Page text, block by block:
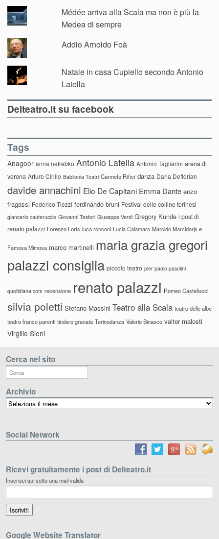
Médée arriva alla Scala ma non è più la
Medea di sempre
Addio Arnoldo Foà
Natale in casa Cupiello secondo Antonio
Latella
Delteatro.it su facebook
Tags
Anagoor anna netrebko Antonio Latella Antonio Tagliarini arena di
verona Arturo Cirillo Babilonia Teatri Carmelo Rifici danza Daria Deflorian
davide annachini Elio De Capitani Emma Dante enzo
fragassi Federico Tiezzi ferdinando bruni Festival delle colline torinesi
giancarlo cauteruccio Giovanni Testori Giuseppe Verdi Gregory Kunde i post di
renato palazzi Lorenzo Loris luca ronconi Lucia Calamaro Marcido Marcidorjs e
Famosa Mimosa marco martinelli maria grazia gregori
palazzi consiglia piccolo teatro pier paolo pasolini
quotidiana.com recensione renato palazzi Romeo Castellucci
silvia poletti Stefano Massini Teatro alla Scala teatro delle albe
teatro franco parenti tindaro granata Torinodanza Valerio Binasco valter malosti
Virgilio Sieni
Cerca nel sito
Archivio
Archivio
Social Network
Ricevi gratuitamente i post di Delteatro.it
Inserisci qui sotto una mail valida
Google Website Translator